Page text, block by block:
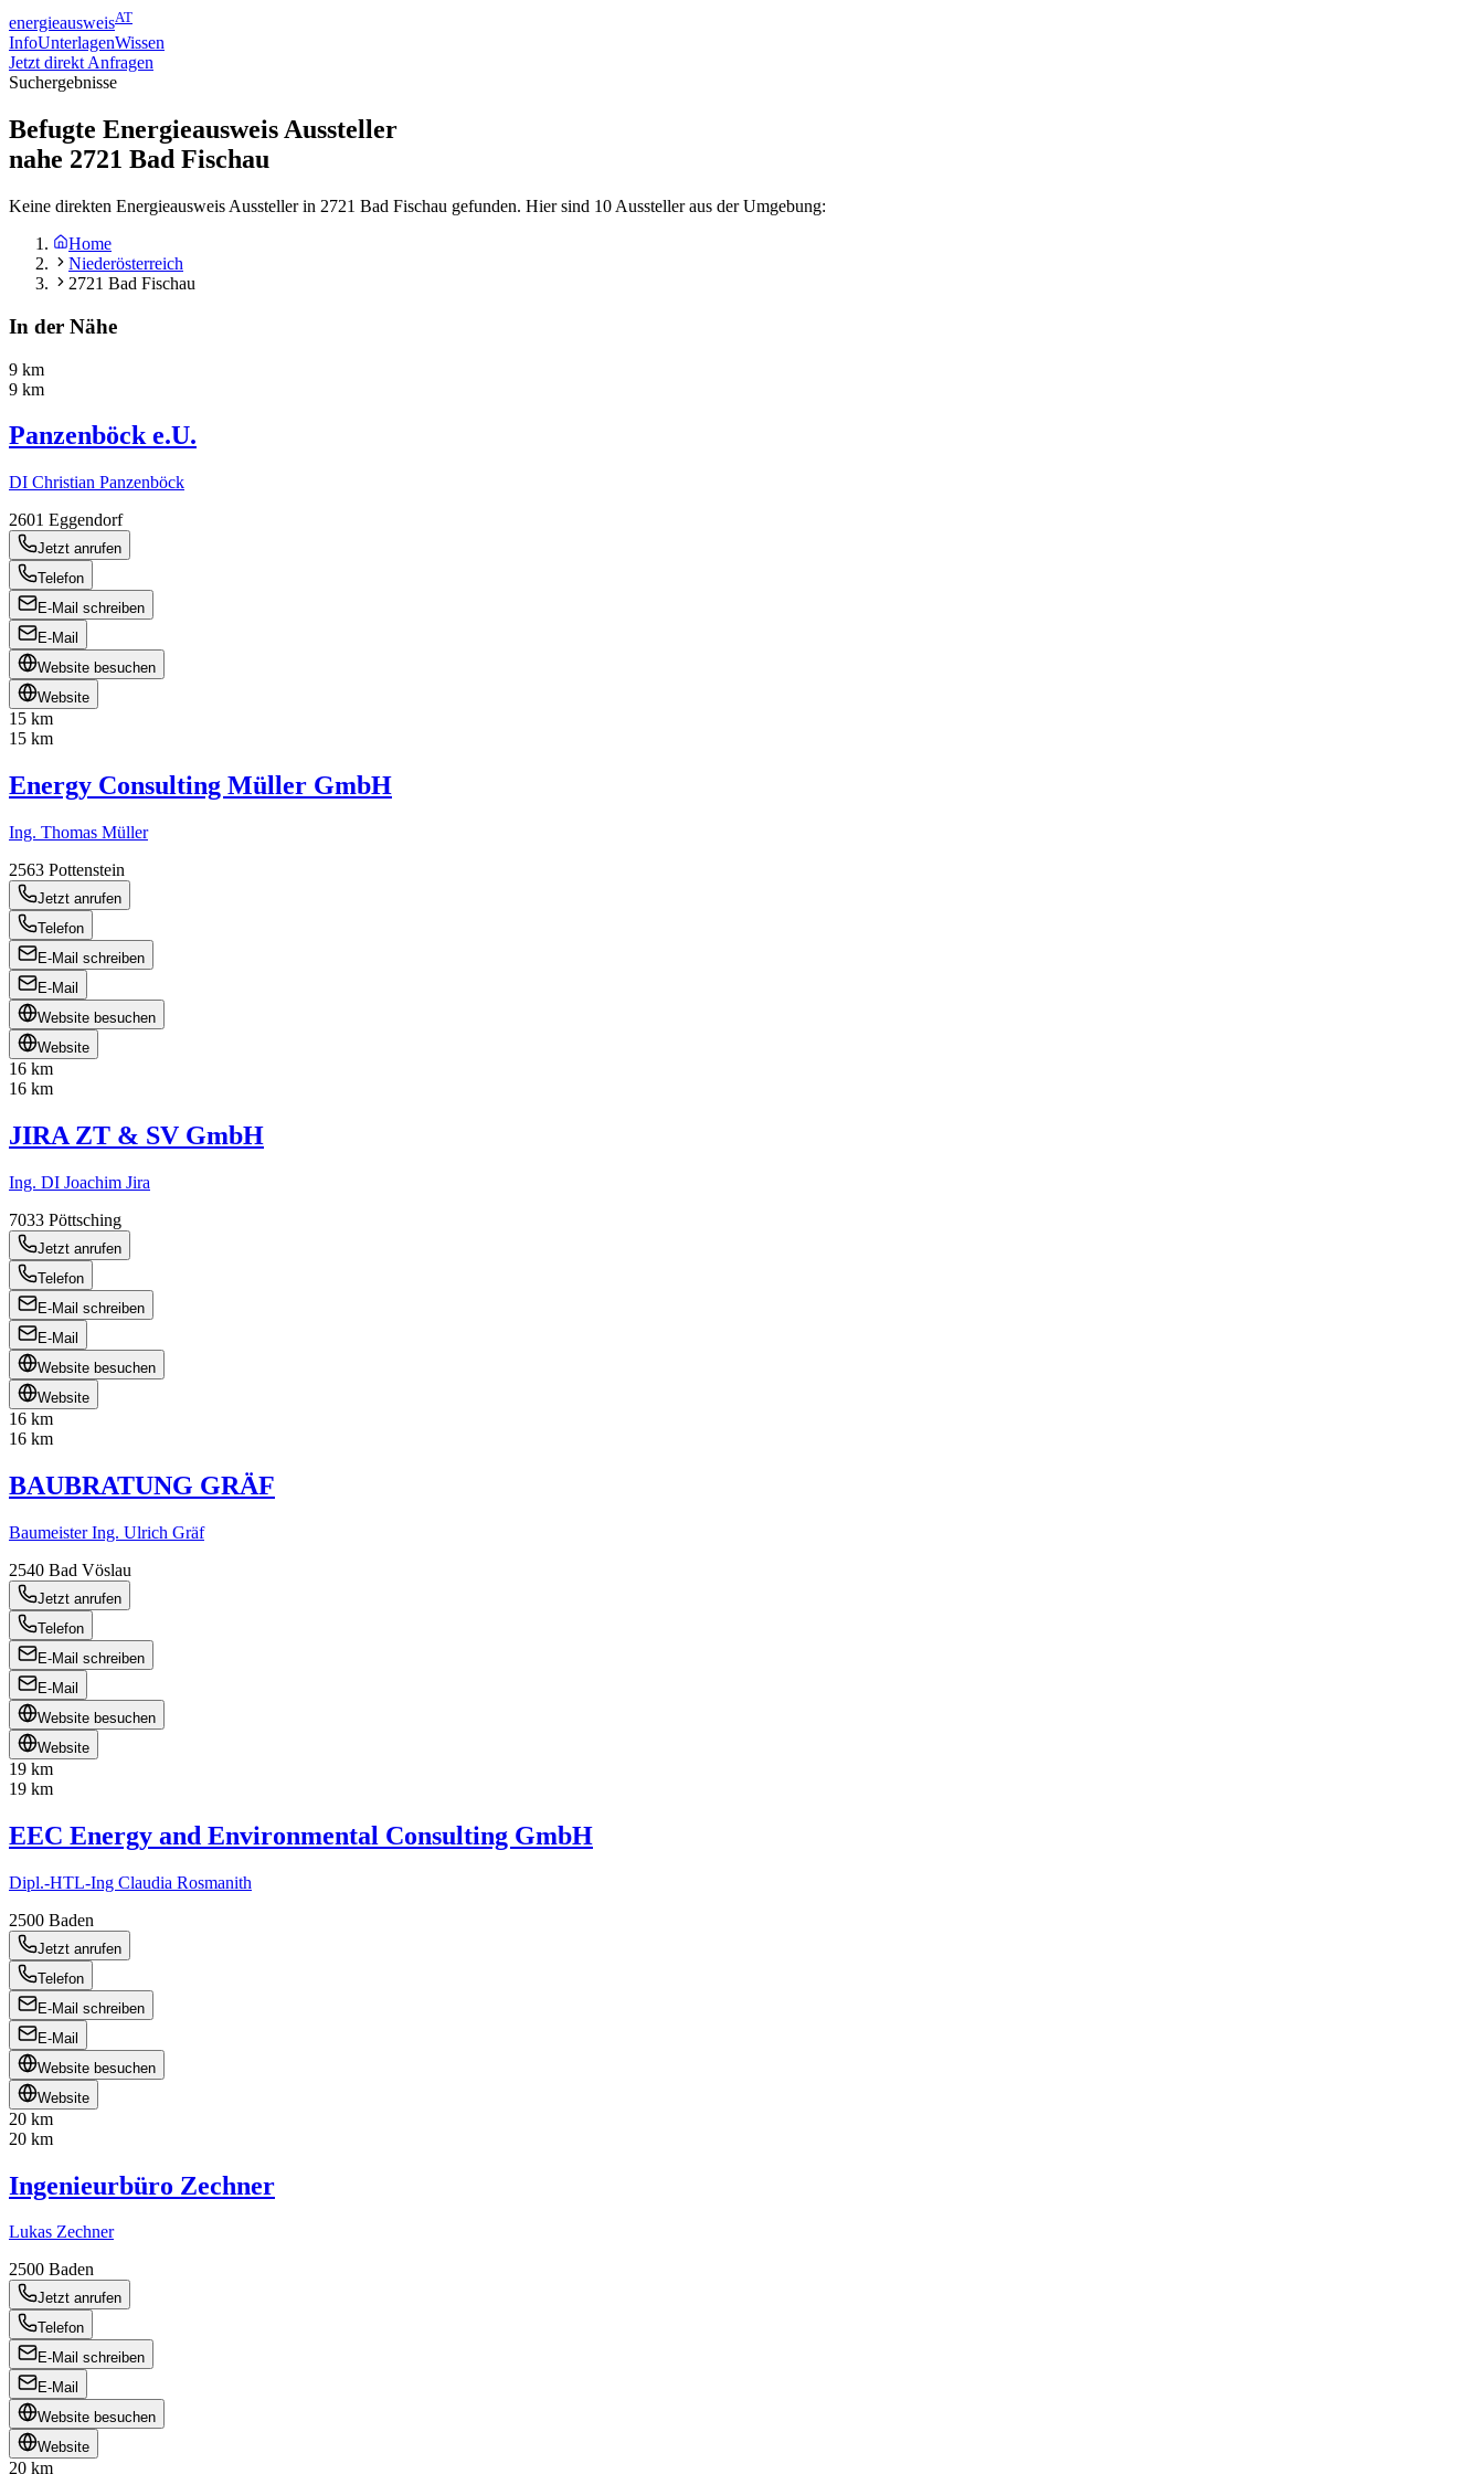
energieausweisAT
InfoUnterlagenWissen
Jetzt direkt Anfragen
Suchergebnisse
Befugte Energieausweis Aussteller
nahe 2721 Bad Fischau
Keine direkten Energieausweis Aussteller in 2721 Bad Fischau gefunden. Hier sind 10 Aussteller aus der Umgebung:
Home
Niederösterreich
2721 Bad Fischau
In der Nähe
9 km
9 km
Panzenböck e.U.
DI Christian Panzenböck
2601 Eggendorf
Jetzt anrufen
Telefon
E-Mail schreiben
E-Mail
Website besuchen
Website
15 km
15 km
Energy Consulting Müller GmbH
Ing. Thomas Müller
2563 Pottenstein
Jetzt anrufen
Telefon
E-Mail schreiben
E-Mail
Website besuchen
Website
16 km
16 km
JIRA ZT & SV GmbH
Ing. DI Joachim Jira
7033 Pöttsching
Jetzt anrufen
Telefon
E-Mail schreiben
E-Mail
Website besuchen
Website
16 km
16 km
BAUBRATUNG GRÄF
Baumeister Ing. Ulrich Gräf
2540 Bad Vöslau
Jetzt anrufen
Telefon
E-Mail schreiben
E-Mail
Website besuchen
Website
19 km
19 km
EEC Energy and Environmental Consulting GmbH
Dipl.-HTL-Ing Claudia Rosmanith
2500 Baden
Jetzt anrufen
Telefon
E-Mail schreiben
E-Mail
Website besuchen
Website
20 km
20 km
Ingenieurbüro Zechner
Lukas Zechner
2500 Baden
Jetzt anrufen
Telefon
E-Mail schreiben
E-Mail
Website besuchen
Website
20 km